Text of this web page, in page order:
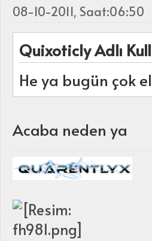
08-10-2011, Saat:06:50
Quixoticly Adlı
He ya bugün çok
Acaba neden ya